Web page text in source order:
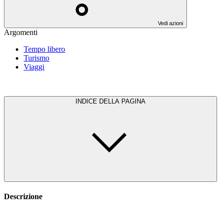
Vedi azioni
Argomenti
Tempo libero
Turismo
Viaggi
INDICE DELLA PAGINA
Descrizione